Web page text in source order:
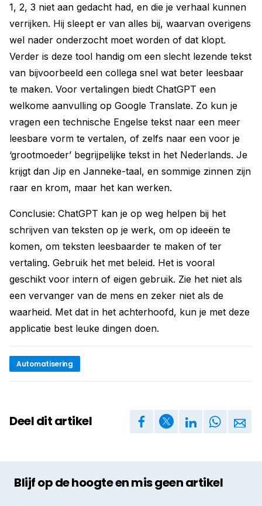
1, 2, 3 niet aan gedacht had, en die je verhaal kunnen
verrijken. Hij sleept er van alles bij, waarvan overigens
wel nader onderzocht moet worden of dat klopt.
Verder is deze tool handig om een slecht lezende tekst
van bijvoorbeeld een collega snel wat beter leesbaar
te maken. Voor vertalingen biedt ChatGPT een
welkome aanvulling op Google Translate. Zo kun je
vragen een technische Engelse tekst naar een meer
leesbare vorm te vertalen, of zelfs naar een voor je
‘grootmoeder’ begrijpelijke tekst in het Nederlands. Je
krijgt dan Jip en Janneke-taal, en sommige zinnen zijn
raar en krom, maar het kan werken.
Conclusie: ChatGPT kan je op weg helpen bij het
schrijven van teksten op je werk, om op ideeën te
komen, om teksten leesbaarder te maken of ter
vertaling. Gebruik het met beleid. Het is vooral
geschikt voor intern of eigen gebruik. Zie het niet als
een vervanger van de mens en zeker niet als de
waarheid. Met dat in het achterhoofd, kun je met deze
applicatie best leuke dingen doen.
Automatisering
Deel dit artikel
Blijf op de hoogte en mis geen artikel